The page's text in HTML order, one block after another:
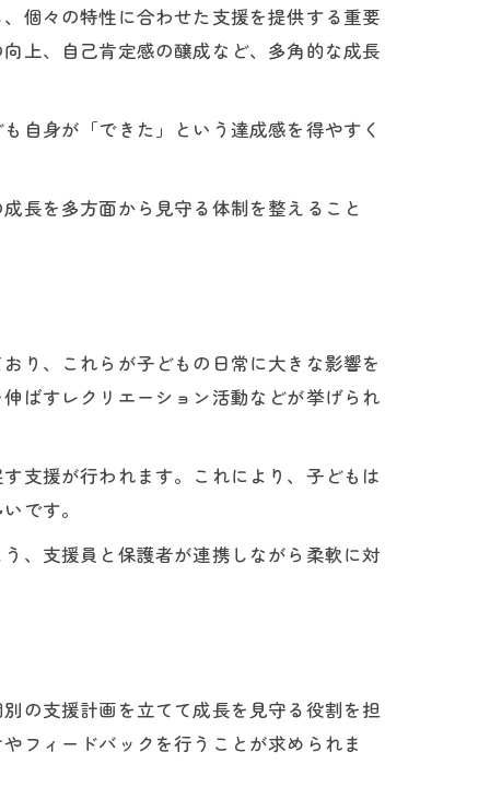
個々の特性に合わせた支援を提供する重要
上、自己肯定感の醸成など、多角的な成長
自身が「できた」という達成感を得やすく
長を多方面から見守る体制を整えること
り、これらが子どもの日常に大きな影響を
ばすレクリエーション活動などが挙げられ
支援が行われます。これにより、子どもは
です。
、支援員と保護者が連携しながら柔軟に対
の支援計画を立てて成長を見守る役割を担
フィードバックを行うことが求められま